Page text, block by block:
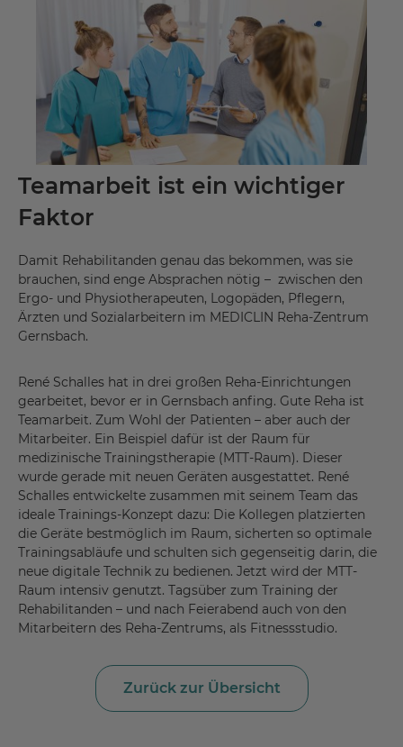
Teamarbeit ist ein wichtiger
Faktor
Damit Rehabilitanden genau das bekommen, was sie
brauchen, sind enge Absprachen nötig – zwischen den
Ergo- und Physiotherapeuten, Logopäden, Pflegern,
Ärzten und Sozialarbeitern im MEDICLIN Reha-Zentrum
Gernsbach.
René Schalles hat in drei großen Reha-Einrichtungen
gearbeitet, bevor er in Gernsbach anfing. Gute Reha ist
Teamarbeit. Zum Wohl der Patienten – aber auch der
Mitarbeiter. Ein Beispiel dafür ist der Raum für
medizinische Trainingstherapie (MTT-Raum). Dieser
wurde gerade mit neuen Geräten ausgestattet. René
Schalles entwickelte zusammen mit seinem Team das
ideale Trainings-Konzept dazu: Die Kollegen platzierten
die Geräte bestmöglich im Raum, sicherten so optimale
Trainingsabläufe und schulten sich gegenseitig darin, die
neue digitale Technik zu bedienen. Jetzt wird der MTT-
Raum intensiv genutzt. Tagsüber zum Training der
Rehabilitanden – und nach Feierabend auch von den
Mitarbeitern des Reha-Zentrums, als Fitnessstudio.
Zurück zur Übersicht